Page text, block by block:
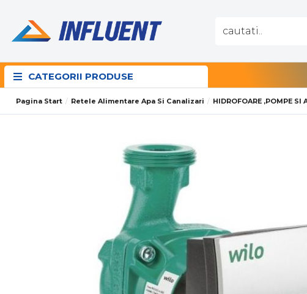
CATEGORII PRODUSE
Pagina Start Retele Alimentare Apa Si Canalizari HIDROFOARE ,POMPE SI